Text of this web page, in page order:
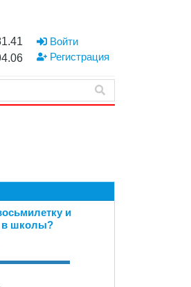
Войти
Регистрация
и
в школы?